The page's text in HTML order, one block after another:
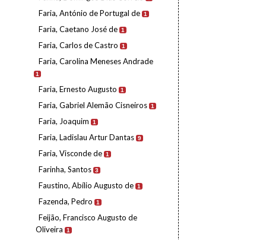
Faria, António de Portugal de 1
Faria, Caetano José de 1
Faria, Carlos de Castro 1
Faria, Carolina Meneses Andrade
1
Faria, Ernesto Augusto 1
Faria, Gabriel Alemão Cisneiros 1
Faria, Joaquim 1
Faria, Ladislau Artur Dantas 9
Faria, Visconde de 1
Farinha, Santos 3
Faustino, Abílio Augusto de 1
Fazenda, Pedro 1
Feijão, Francisco Augusto de
Oliveira
1